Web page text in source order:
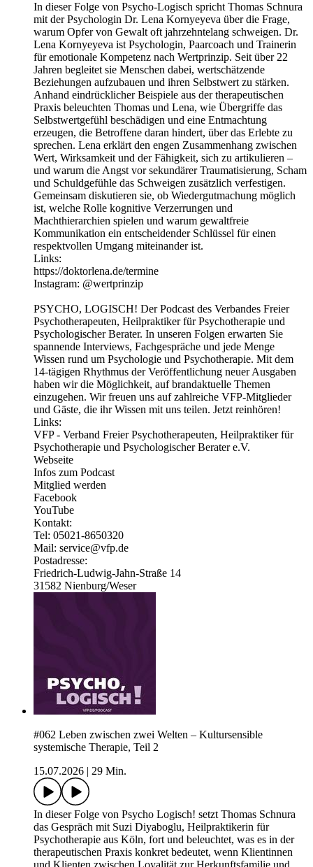
In dieser Folge von Psycho-Logisch spricht Thomas Schnura
mit der Psychologin Dr. Lena Kornyeyeva über die Frage,
warum Opfer von Gewalt oft jahrzehntelang schweigen. Dr.
Lena Kornyeyeva ist Psychologin, Paarcoach und Trainerin
für emotionale Kompetenz nach Wertprinzip. Seit über 22
Jahren begleitet sie Menschen dabei, wertschätzende
Beziehungen aufzubauen und ihren Selbstwert zu stärken.
Anhand eindrücklicher Beispiele aus der therapeutischen
Praxis beleuchten Thomas und Lena, wie Übergriffe das
Selbstwertgefühl beschädigen und eine Entmachtung
erzeugen, die Betroffene daran hindert, über das Erlebte zu
sprechen. Lena erklärt den engen Zusammenhang zwischen
Wert, Wirksamkeit und der Fähigkeit, sich zu artikulieren –
und warum die Angst vor sekundärer Traumatisierung, Scham
und Schuldgefühle das Schweigen zusätzlich verfestigen.
Gemeinsam diskutieren sie, ob Wiedergutmachung möglich
ist, welche Rolle kognitive Verzerrungen und
Machthierarchien spielen und warum gewaltfreie
Kommunikation ein entscheidender Schlüssel für einen
respektvollen Umgang miteinander ist.
Links:
https://doktorlena.de/termine
Instagram: @wertprinzip
PSYCHO, LOGISCH! Der Podcast des Verbandes Freier
Psychotherapeuten, Heilpraktiker für Psychotherapie und
Psychologischer Berater. In unseren Folgen erwarten Sie
spannende Interviews, Fachgespräche und jede Menge
Wissen rund um Psychologie und Psychotherapie. Mit dem
14-tägigen Rhythmus der Veröffentlichung neuer Ausgaben
haben wir die Möglichkeit, auf brandaktuelle Themen
einzugehen. Wir freuen uns auf zahlreiche VFP-Mitglieder
und Gäste, die ihr Wissen mit uns teilen. Jetzt reinhören!
Links:
VFP - Verband Freier Psychotherapeuten, Heilpraktiker für
Psychotherapie und Psychologischer Berater e.V.
Webseite
Infos zum Podcast
Mitglied werden
Facebook
YouTube
Kontakt:
Tel: 05021-8650320
Mail: service@vfp.de
Postadresse:
Friedrich-Ludwig-Jahn-Straße 14
31582 Nienburg/Weser
#062 Leben zwischen zwei Welten – Kultursensible
systemische Therapie, Teil 2
15.07.2026
29 Min.
In dieser Folge von Psycho Logisch! setzt Thomas Schnura
das Gespräch mit Suzi Diyaboglu, Heilpraktikerin für
Psychotherapie aus Köln, fort und beleuchtet, was es in der
therapeutischen Praxis konkret bedeutet, wenn Klientinnen